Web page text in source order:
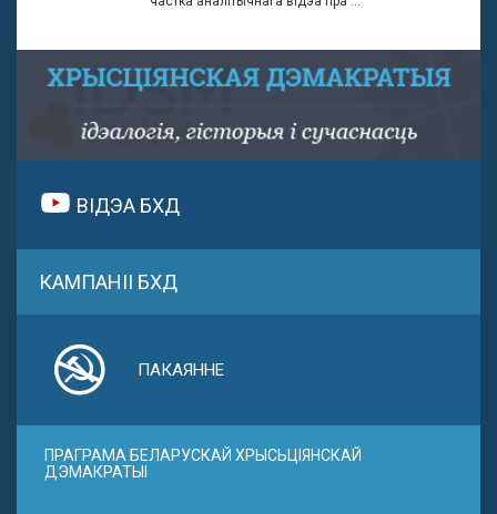
ВІДЭА БХД
КАМПАНІІ БХД
ПАКАЯННЕ
ПРАГРАМА БЕЛАРУСКАЙ ХРЫСЬЦІЯНСКАЙ
ДЭМАКРАТЫІ